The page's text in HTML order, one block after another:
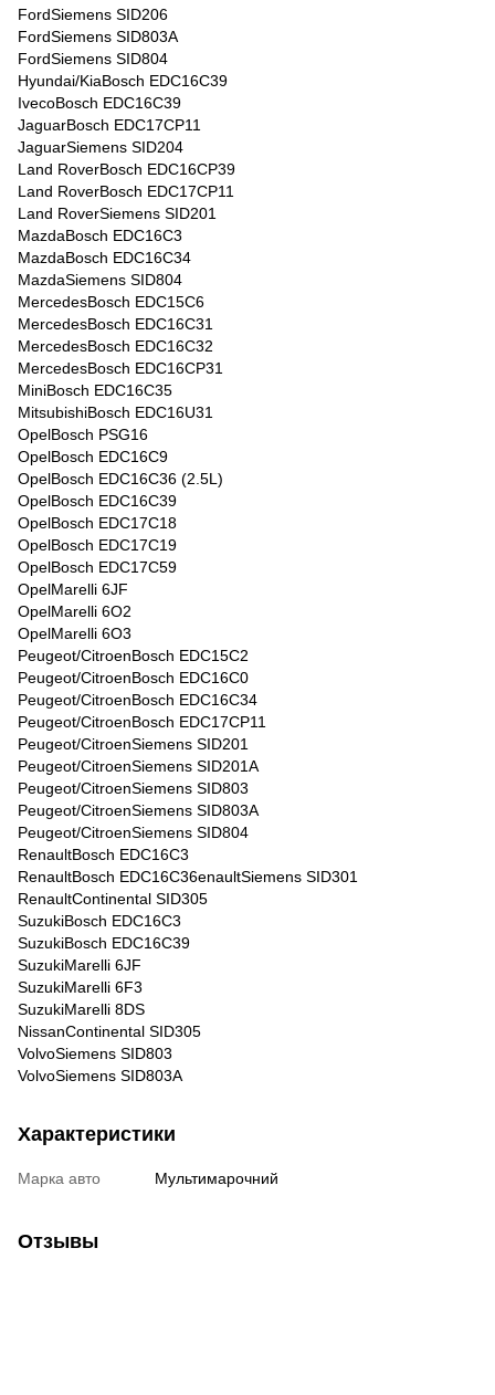
FordSiemens SID206
FordSiemens SID803A
FordSiemens SID804
Hyundai/KiaBosch EDC16C39
IvecoBosch EDC16C39
JaguarBosch EDC17CP11
JaguarSiemens SID204
Land RoverBosch EDC16CP39
Land RoverBosch EDC17CP11
Land RoverSiemens SID201
MazdaBosch EDC16C3
MazdaBosch EDC16C34
MazdaSiemens SID804
MercedesBosch EDC15C6
MercedesBosch EDC16C31
MercedesBosch EDC16C32
MercedesBosch EDC16CP31
MiniBosch EDC16C35
MitsubishiBosch EDC16U31
OpelBosch PSG16
OpelBosch EDC16C9
OpelBosch EDC16C36 (2.5L)
OpelBosch EDC16C39
OpelBosch EDC17C18
OpelBosch EDC17C19
OpelBosch EDC17C59
OpelMarelli 6JF
OpelMarelli 6O2
OpelMarelli 6O3
Peugeot/CitroenBosch EDC15C2
Peugeot/CitroenBosch EDC16C0
Peugeot/CitroenBosch EDC16C34
Peugeot/CitroenBosch EDC17CP11
Peugeot/CitroenSiemens SID201
Peugeot/CitroenSiemens SID201A
Peugeot/CitroenSiemens SID803
Peugeot/CitroenSiemens SID803A
Peugeot/CitroenSiemens SID804
RenaultBosch EDC16C3
RenaultBosch EDC16C36enaultSiemens SID301
RenaultContinental SID305
SuzukiBosch EDC16C3
SuzukiBosch EDC16C39
SuzukiMarelli 6JF
SuzukiMarelli 6F3
SuzukiMarelli 8DS
NissanContinental SID305
VolvoSiemens SID803
VolvoSiemens SID803A
Характеристики
Марка авто Мультимарочний
Отзывы